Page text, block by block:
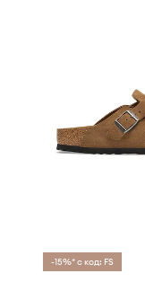
-15%* с код: FS